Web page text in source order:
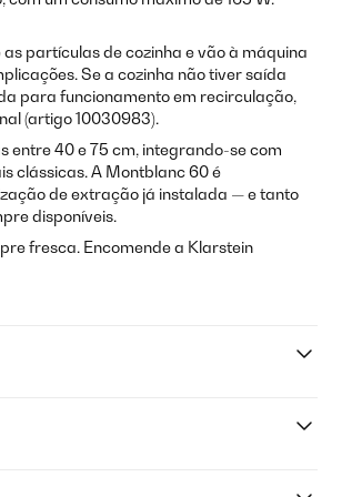
partículas de cozinha e vão à máquina
Se a cozinha não tiver saída
para funcionamento em recirculação,
(artigo 10030983).
entre 40 e 75 cm, integrando-se com
clássicas. A Montblanc 60 é
de extração já instalada — e tanto
disponíveis.
fresca. Encomende a Klarstein